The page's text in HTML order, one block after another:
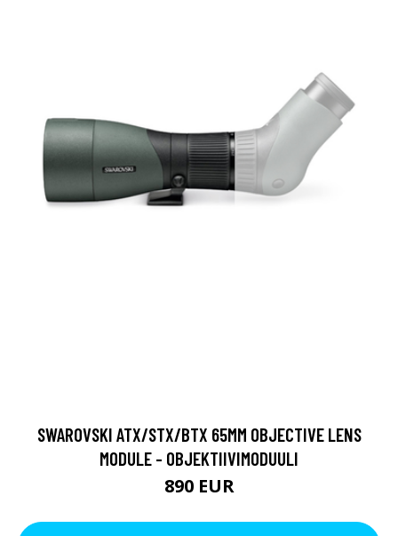
SWAROVSKI ATX/STX/BTX 65MM OBJECTIVE LENS
MODULE - OBJEKTIIVIMODUULI
890 EUR